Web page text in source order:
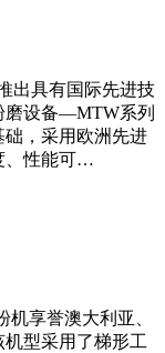
出具有国际先进技
磨设备—MTW系列
础，采用欧洲先进
、性能可…
享誉澳大利亚、
型采用了梯形工